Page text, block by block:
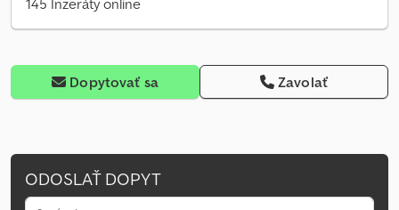
145 Inzeráty online
Dopytovať sa Zavolať
ODOSLAŤ DOPYT